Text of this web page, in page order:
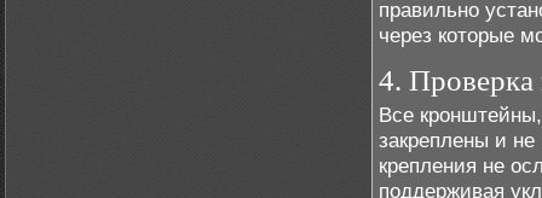
правильно
через которые
4. Проверка
Все
закреплены и
крепления не
поддерживая